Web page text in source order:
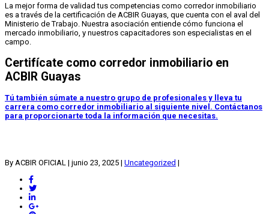
La mejor forma de validad tus competencias como corredor inmobiliario
es a través de la certificación de ACBIR Guayas, que cuenta con el aval del
Ministerio de Trabajo. Nuestra asociación entiende cómo funciona el
mercado inmobiliario, y nuestros capacitadores son especialistas en el
campo.
Certifícate como corredor inmobiliario en
ACBIR Guayas
Tú también súmate a nuestro grupo de profesionales y lleva tu
carrera como corredor inmobiliario al siguiente nivel. Contáctanos
para proporcionarte toda la información que necesitas.
By ACBIR OFICIAL | junio 23, 2025 | Uncategorized |